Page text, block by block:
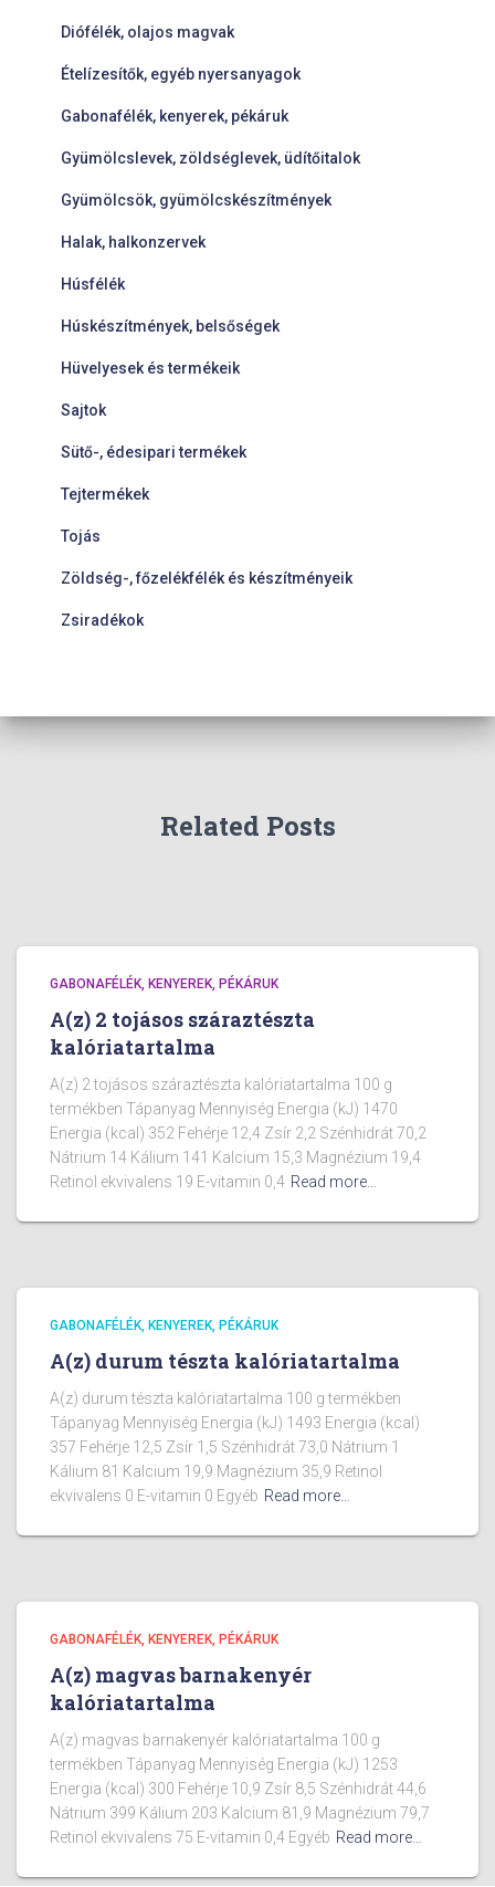
Diófélék, olajos magvak
Ételízesítők, egyéb nyersanyagok
Gabonafélék, kenyerek, pékáruk
Gyümölcslevek, zöldséglevek, üdítőitalok
Gyümölcsök, gyümölcskészítmények
Halak, halkonzervek
Húsfélék
Húskészítmények, belsőségek
Hüvelyesek és termékeik
Sajtok
Sütő-, édesipari termékek
Tejtermékek
Tojás
Zöldség-, főzelékfélék és készítményeik
Zsiradékok
Related Posts
GABONAFÉLÉK, KENYEREK, PÉKÁRUK
A(z) 2 tojásos száraztészta
kalóriatartalma
A(z) 2 tojásos száraztészta kalóriatartalma 100 g
termékben Tápanyag Mennyiség Energia (kJ) 1470
Energia (kcal) 352 Fehérje 12,4 Zsír 2,2 Szénhidrát 70,2
Nátrium 14 Kálium 141 Kalcium 15,3 Magnézium 19,4
Retinol ekvivalens 19 E-vitamin 0,4 Read more…
GABONAFÉLÉK, KENYEREK, PÉKÁRUK
A(z) durum tészta kalóriatartalma
A(z) durum tészta kalóriatartalma 100 g termékben
Tápanyag Mennyiség Energia (kJ) 1493 Energia (kcal)
357 Fehérje 12,5 Zsír 1,5 Szénhidrát 73,0 Nátrium 1
Kálium 81 Kalcium 19,9 Magnézium 35,9 Retinol
ekvivalens 0 E-vitamin 0 Egyéb Read more…
GABONAFÉLÉK, KENYEREK, PÉKÁRUK
A(z) magvas barnakenyér
kalóriatartalma
A(z) magvas barnakenyér kalóriatartalma 100 g
termékben Tápanyag Mennyiség Energia (kJ) 1253
Energia (kcal) 300 Fehérje 10,9 Zsír 8,5 Szénhidrát 44,6
Nátrium 399 Kálium 203 Kalcium 81,9 Magnézium 79,7
Retinol ekvivalens 75 E-vitamin 0,4 Egyéb Read more…